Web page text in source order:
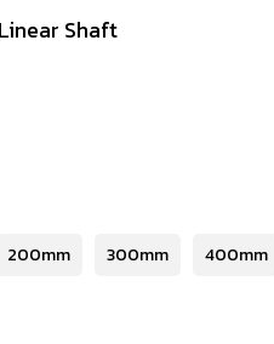
Shaft
200mm 300mm 400mm